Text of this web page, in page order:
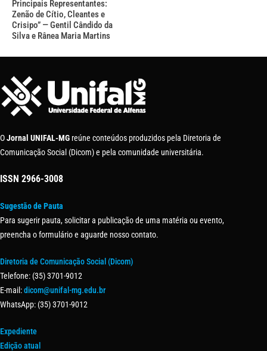
Principais Representantes:
Zenão de Cítio, Cleantes e
Crisipo” — Gentil Cândido da
Silva e Rânea Maria Martins
OJornal UNIFAL-MG reúne conteúdos produzidos pela Diretoria de
Comunicação Social (Dicom) e pela comunidade universitária.
ISSN 2966-3008
Sugestão de Pauta
Para sugerir pauta, solicitar a publicação de uma matéria ou evento,
preencha o formulário e aguarde nosso contato.
Diretoria de Comunicação Social (Dicom)
Telefone: (35) 3701-9012
E-mail:dicom@unifal-mg.edu.br
WhatsApp: (35) 3701-9012
Expediente
Edição atual